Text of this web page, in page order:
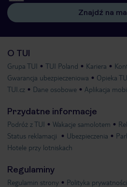
Znajdź na
O TUI
Grupa TUI TUI Poland Kariera
Gwarancja ubezpieczeniowa
Opieka
TUI.cz
Dane osobowe Aplikacja
Przydatne informacje
Podróż z TUI Wakacje samolotem
Status reklamacji
Ubezpieczenia
Hotele przy lotniskach
Regulaminy
Regulamin strony Polityka prywatności